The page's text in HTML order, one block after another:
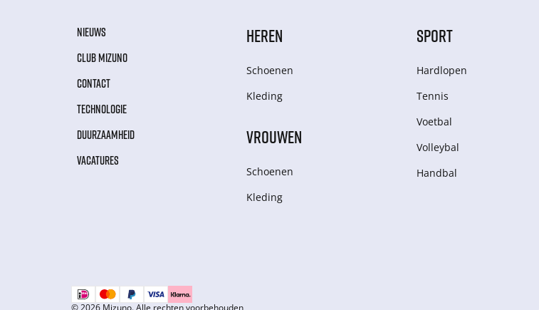
NIEUWS
CLUB MIZUNO
CONTACT
TECHNOLOGIE
DUURZAAMHEID
VACATURES
HEREN
Schoenen
Kleding
VROUWEN
Schoenen
Kleding
SPORT
Hardlopen
Tennis
Voetbal
Volleybal
Handbal